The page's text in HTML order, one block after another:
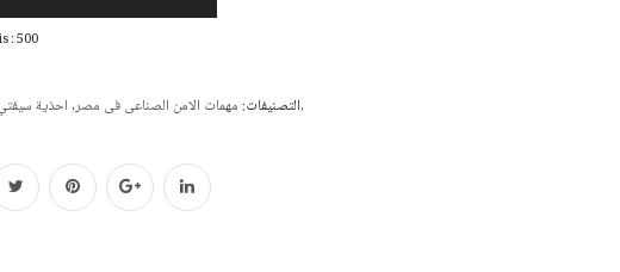
: 500
التصنيفات:مهمات الامن الصناعى فى مصر,احذية ,